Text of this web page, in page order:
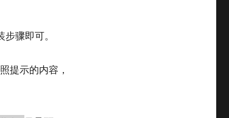
骤即可。
提示的内容，